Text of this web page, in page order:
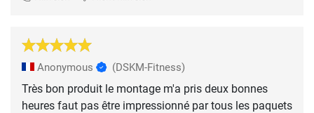
Anonymous (DSKM-Fitness)
Très bon produit le montage m'a pris deux bonnes
heures faut pas être impressionné par tous les paquets